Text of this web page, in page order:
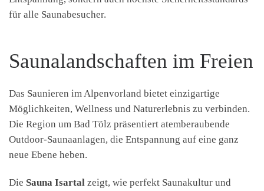
für alle Saunabesucher.
Saunalandschaften im Freien
Das Saunieren im Alpenvorland bietet einzigartige
Möglichkeiten, Wellness und Naturerlebnis zu verbinden.
Die Region um Bad Tölz präsentiert atemberaubende
Outdoor-Saunaanlagen, die Entspannung auf eine ganz
neue Ebene heben.
Die Sauna Isartal zeigt, wie perfekt Saunakultur und